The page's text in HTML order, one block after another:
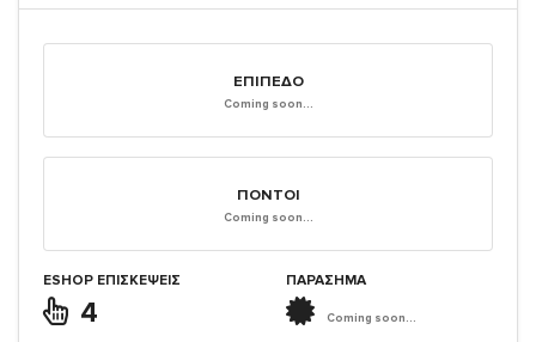
ΕΠΊΠΕΔΟ
Coming soon...
ΠΌΝΤΟΙ
Coming soon...
ESHOP ΕΠΙΣΚΈΨΕΙΣ
4
ΠΑΡΑΣΗΜΑ
Coming soon...